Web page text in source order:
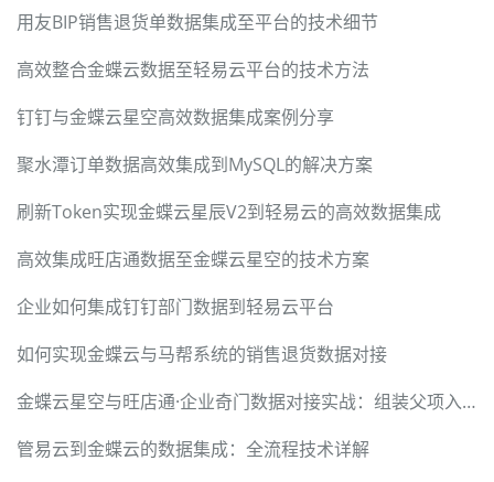
用友BIP销售退货单数据集成至平台的技术细节
高效整合金蝶云数据至轻易云平台的技术方法
钉钉与金蝶云星空高效数据集成案例分享
聚水潭订单数据高效集成到MySQL的解决方案
刷新Token实现金蝶云星辰V2到轻易云的高效数据集成
高效集成旺店通数据至金蝶云星空的技术方案
企业如何集成钉钉部门数据到轻易云平台
如何实现金蝶云与马帮系统的销售退货数据对接
金蝶云星空与旺店通·企业奇门数据对接实战：组装父项入库
管易云到金蝶云的数据集成：全流程技术详解